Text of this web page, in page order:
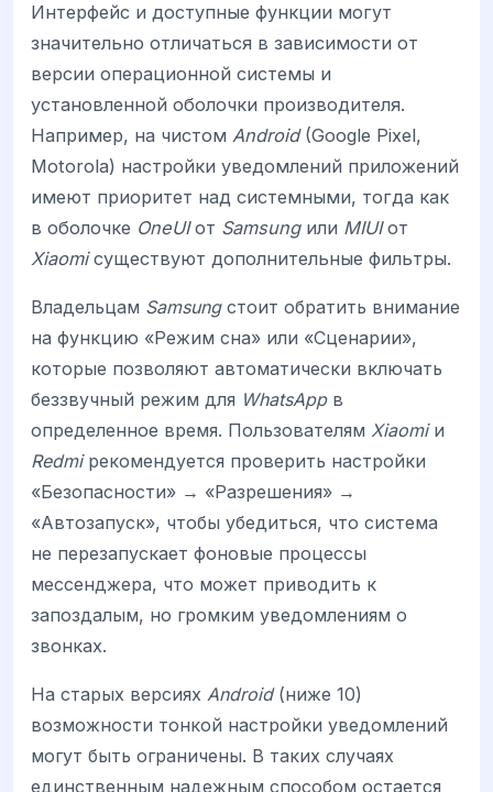
Интерфейс и доступные функции могут
значительно отличаться в зависимости от
версии операционной системы и
установленной оболочки производителя.
Например, на чистом Android(Google Pixel,
Motorola) настройки уведомлений приложений
имеют приоритет над системными, тогда как
в оболочке OneUIот Samsungили MIUIот
Xiaomiсуществуют дополнительные фильтры.
Владельцам Samsungстоит обратить внимание
на функцию «Режим сна» или «Сценарии»,
которые позволяют автоматически включать
беззвучный режим для WhatsAppв
определенное время. Пользователям Xiaomiи
Redmiрекомендуется проверить настройки
«Безопасности» → «Разрешения» →
«Автозапуск», чтобы убедиться, что система
не перезапускает фоновые процессы
мессенджера, что может приводить к
запоздалым, но громким уведомлениям о
звонках.
На старых версиях Android(ниже 10)
возможности тонкой настройки уведомлений
могут быть ограничены. В таких случаях
единственным надежным способом остается